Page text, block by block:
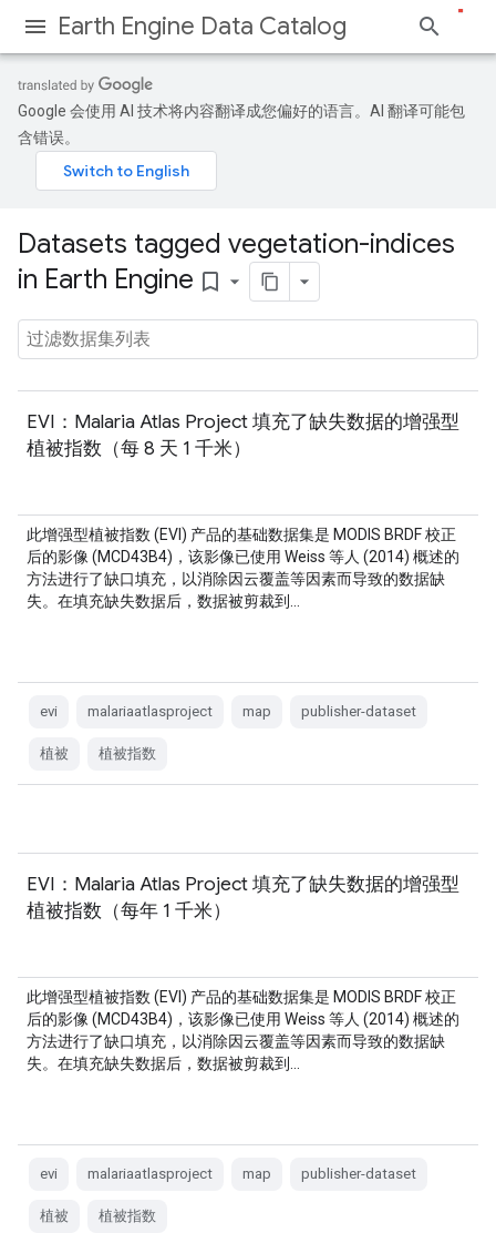
Earth Engine Data Catalog
Google 会使用 AI 技术将内容翻译成您偏好的语言。AI 翻译可能包
含错误。
Datasets tagged vegetation-indices
in Earth Engine bookmark_border
EVI：Malaria Atlas Project 填充了缺失数据的增强型
植被指数（每 8 天 1 千米）
此增强型植被指数 (EVI) 产品的基础数据集是 MODIS BRDF 校正
后的影像 (MCD43B4)，该影像已使用 Weiss 等人 (2014) 概述的
方法进行了缺口填充，以消除因云覆盖等因素而导致的数据缺
失。在填充缺失数据后，数据被剪裁到…
evi malariaatlasproject map publisher-dataset
植被 植被指数
EVI：Malaria Atlas Project 填充了缺失数据的增强型
植被指数（每年 1 千米）
此增强型植被指数 (EVI) 产品的基础数据集是 MODIS BRDF 校正
后的影像 (MCD43B4)，该影像已使用 Weiss 等人 (2014) 概述的
方法进行了缺口填充，以消除因云覆盖等因素而导致的数据缺
失。在填充缺失数据后，数据被剪裁到…
evi malariaatlasproject map publisher-dataset
植被 植被指数